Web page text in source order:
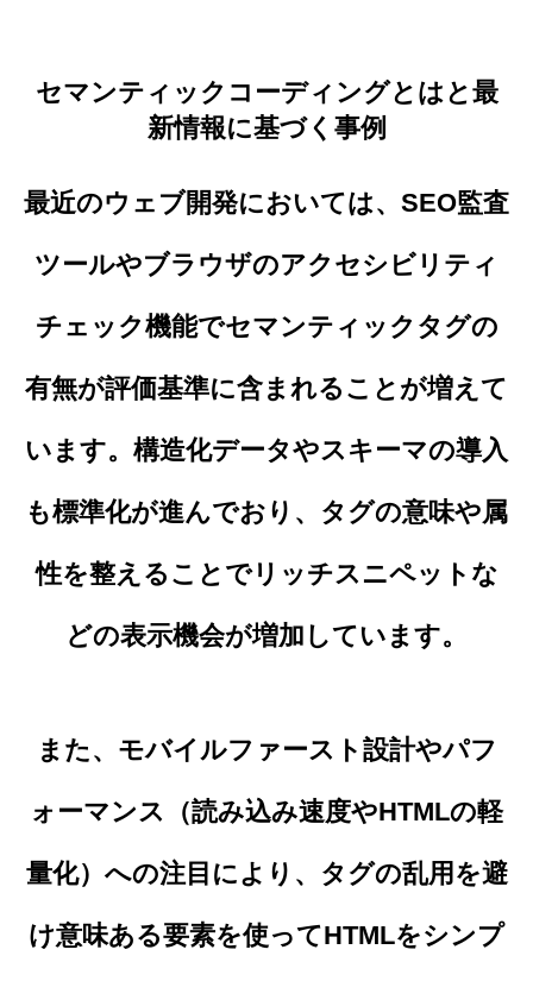
セマンティックコーディングとはと最
新情報に基づく事例
最近のウェブ開発においては、SEO監査
ツールやブラウザのアクセシビリティ
チェック機能でセマンティックタグの
有無が評価基準に含まれることが増えて
います。構造化データやスキーマの導入
も標準化が進んでおり、タグの意味や属
性を整えることでリッチスニペットな
どの表示機会が増加しています。
また、モバイルファースト設計やパフ
ォーマンス（読み込み速度やHTMLの軽
量化）への注目により、タグの乱用を避
け意味ある要素を使ってHTMLをシンプ